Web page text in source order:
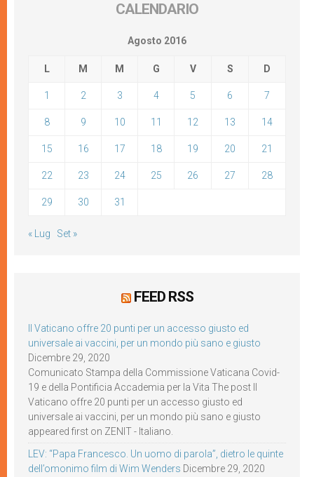
CALENDARIO
Agosto 2016
L M M G V S D
1 2 3 4 5 6 7
8 9 10 11 12 13 14
15 16 17 18 19 20 21
22 23 24 25 26 27 28
29 30 31
« Lug Set »
FEED RSS
Il Vaticano offre 20 punti per un accesso giusto ed
universale ai vaccini, per un mondo più sano e giusto
Dicembre 29, 2020
Comunicato Stampa della Commissione Vaticana Covid-
19 e della Pontificia Accademia per la Vita The post Il
Vaticano offre 20 punti per un accesso giusto ed
universale ai vaccini, per un mondo più sano e giusto
appeared first on ZENIT - Italiano.
LEV: “Papa Francesco. Un uomo di parola”, dietro le quinte
dell’omonimo film di Wim Wenders Dicembre 29, 2020